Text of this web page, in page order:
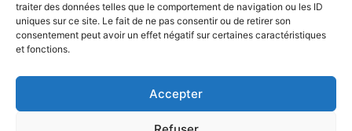
traiter des données telles que le comportement de navigation ou les ID
uniques sur ce site. Le fait de ne pas consentir ou de retirer son
consentement peut avoir un effet négatif sur certaines caractéristiques
et fonctions.
Accepter
QUAI SONRECORDS